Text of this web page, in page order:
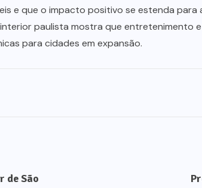
e que o impacto positivo se estenda para
paulista mostra que entretenimento
para cidades em expansão.
de São